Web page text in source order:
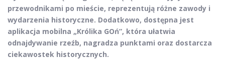
przewodnikami po mieście, reprezentują różne zawody i
wydarzenia historyczne. Dodatkowo, dostępna jest
aplikacja mobilna „Królika GOń”, która ułatwia
odnajdywanie rzeźb, nagradza punktami oraz dostarcza
ciekawostek historycznych.